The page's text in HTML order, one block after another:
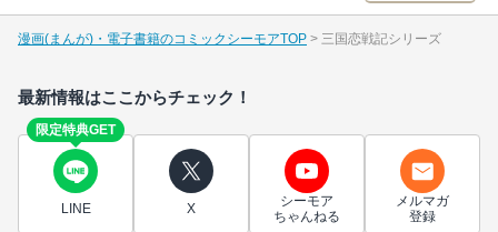
漫画(まんが)・電子書籍のコミックシーモアTOP 三国恋戦記シリーズ
最新情報はここからチェック！
限定特典GET
LINE X
シーモア
ちゃんねる
メルマガ
登録